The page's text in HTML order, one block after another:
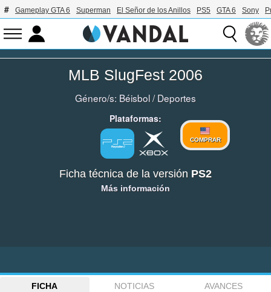
Gameplay GTA 6 Superman El Señor de los Anillos PS5 GTA 6 Sony
MLB SlugFest 2006
Género/s: Béisbol/Deportes
Plataformas:
COMPRAR
Ficha técnica de la versión PS2
Más información
FICHA NOTICIAS AVANCES